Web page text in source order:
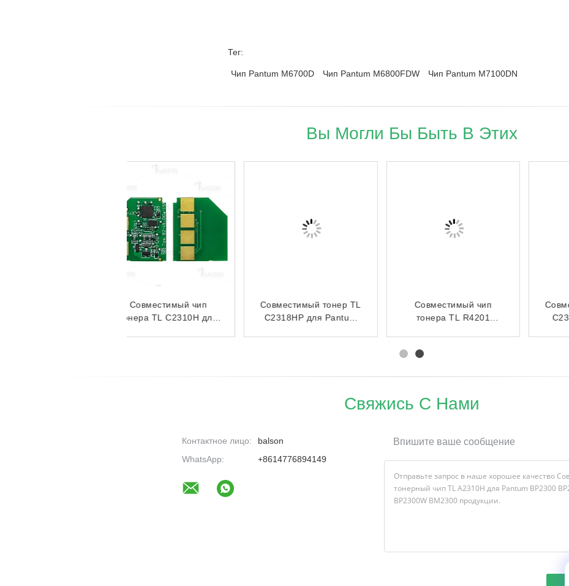
Тег:
Чип Pantum M6700D Чип Pantum M6800FDW Чип Pantum M7100DN
Вы Могли Бы Быть В Этих
Совместимый тонер TL
C2318HP для Pantum
Совместимый чип
тонера TL R4201
Совместимый тонер TL
C2315H для Pantum
Свяжись С Нами
Контактное лицо:
balson
WhatsApp:
+8614776894149
Впишите ваше сообщение